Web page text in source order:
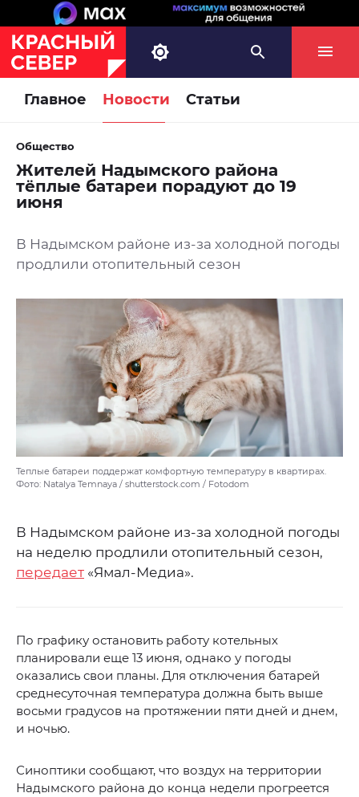
Главное Новости Статьи
Общество
Жителей Надымского района
тёплые батареи порадуют до 19
июня
В Надымском районе из-за холодной погоды
продлили отопительный сезон
Теплые батареи поддержат комфортную температуру в квартирах.
Фото: Natalya Temnaya / shutterstock.com / Fotodom
В Надымском районе из-за холодной погоды
на неделю продлили отопительный сезон,
передает «Ямал-Медиа».
По графику остановить работу котельных
планировали еще 13 июня, однако у погоды
оказались свои планы. Для отключения батарей
среднесуточная температура должна быть выше
восьми градусов на протяжении пяти дней и днем,
и ночью.
Синоптики сообщают, что воздух на территории
Надымского района до конца недели прогреется